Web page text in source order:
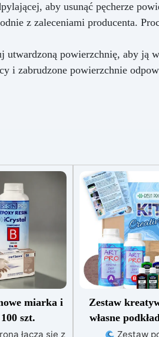
aby usunąć pęcherze
z zaleceniami producenta.
powierzchnię, aby ją
i zabrudzone powierzchnie
miarka i
szt.
łączą się z
Zestaw
własne
Zestaw